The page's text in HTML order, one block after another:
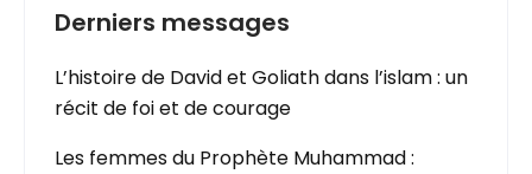
Derniers messages
L’histoire de David et Goliath dans l’islam : un
récit de foi et de courage
Les femmes du Prophète Muhammad :